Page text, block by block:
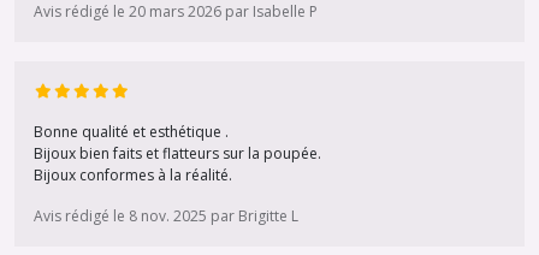
Avis rédigé le 20 mars 2026 par Isabelle P
Bonne qualité et esthétique .
Bijoux bien faits et flatteurs sur la poupée.
Bijoux conformes à la réalité.
Avis rédigé le 8 nov. 2025 par Brigitte L